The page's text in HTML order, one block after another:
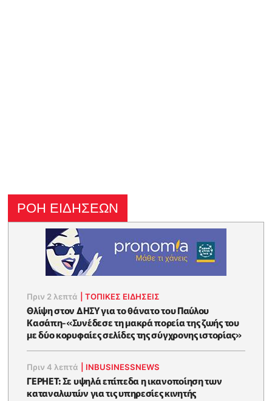
ΡΟΗ ΕΙΔΗΣΕΩΝ
Πριν 2 λεπτά |ΤΟΠΙΚΕΣ ΕΙΔΗΣΕΙΣ
Θλίψη στον ΔΗΣΥ για το θάνατο του Παύλου
Κασάπη-«Συνέδεσε τη μακρά πορεία της ζωής του
με δύο κορυφαίες σελίδες της σύγχρονης ιστορίας»
Πριν 4 λεπτά INBUSINESSNEWS
ΓΕΡΗΕΤ: Σε υψηλά επίπεδα η ικανοποίηση των
καταναλωτών για τις υπηρεσίες κινητής